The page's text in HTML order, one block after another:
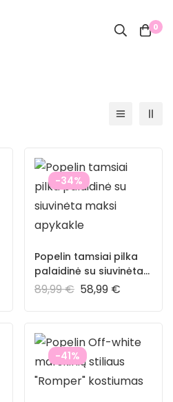
0
-34%
Popelin tamsiai pilka
palaidinė su siuvinėta
maksi apykakle
89,99€ 58,99 €
-41%